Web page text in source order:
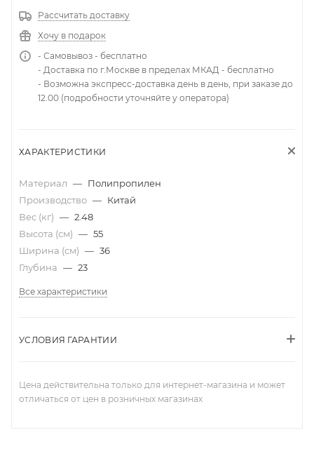
Рассчитать доставку
Хочу в подарок
- Самовывоз - бесплатно
- Доставка по г.Москве в пределах МКАД - бесплатно
- Возможна экспресс-доставка день в день, при заказе до
12.00 (подробности уточняйте у оператора)
ХАРАКТЕРИСТИКИ
Материал — Полипропилен
Производство — Китай
Вес (кг) — 2.48
Высота (см) — 55
Ширина (см) — 36
Глубина — 23
Все характеристики
УСЛОВИЯ ГАРАНТИИ
Цена действительна только для интернет-магазина и может
отличаться от цен в розничных магазинах